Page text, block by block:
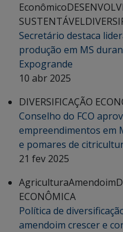
Econômico
SUSTENTÁVEL
Secretário destaca
produção em MS
Expogrande
10 abr 2025
DIVERSIFICAÇÃO
Conselho do FCO
empreendimentos em
e pomares de
21 fev 2025
AgriculturaAmendoim
ECONÔMICA
Política de
amendoim crescer e